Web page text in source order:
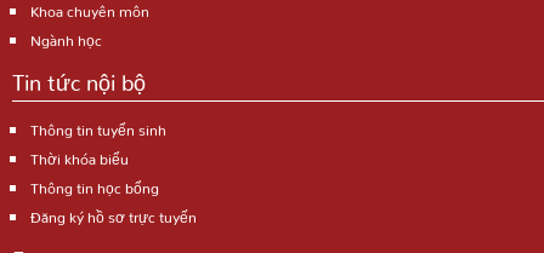
Khoa chuyên môn
Ngành học
Tin tức nội bộ
Thông tin tuyển sinh
Thời khóa biểu
Thông tin học bổng
Đăng ký hồ sơ trực tuyến